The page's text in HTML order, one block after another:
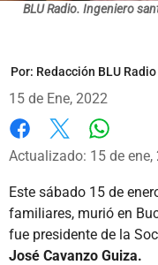
BLU Radio. Ingeniero
Por: Redacción BLU
15 de Ene, 2022
Facebook
X
Actualizado: 15 de ene,
Este sábado 15 de
familiares, murió en
fue presidente de la
José Cavanzo Guiza.